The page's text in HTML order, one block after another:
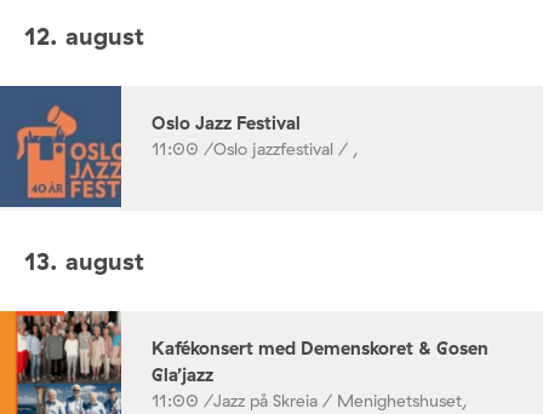
12. august
Oslo Jazz Festival
11:00 /Oslo jazzfestival / ,
13. august
Kafékonsert med Demenskoret & Gosen
Gla’jazz
11:00 /Jazz på Skreia / Menighetshuset,